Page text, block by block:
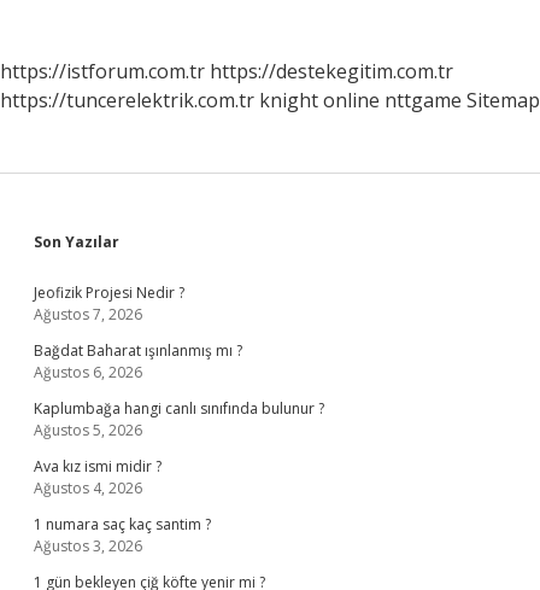
https://istforum.com.tr https://destekegitim.com.tr
https://tuncerelektrik.com.tr knight online nttgame Sitemap
Sidebar
Son Yazılar
Jeofizik Projesi Nedir ?
Ağustos 7, 2026
Bağdat Baharat ışınlanmış mı ?
Ağustos 6, 2026
Kaplumbağa hangi canlı sınıfında bulunur ?
Ağustos 5, 2026
Ava kız ismi midir ?
Ağustos 4, 2026
1 numara saç kaç santim ?
Ağustos 3, 2026
1 gün bekleyen çiğ köfte yenir mi ?